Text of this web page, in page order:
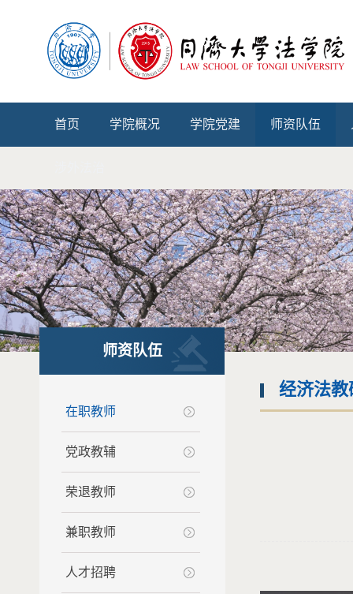
首页 学院概况 学院党建 师资队伍
师资队伍
在职教师
党政教辅
荣退教师
兼职教师
人才招聘
经济法教